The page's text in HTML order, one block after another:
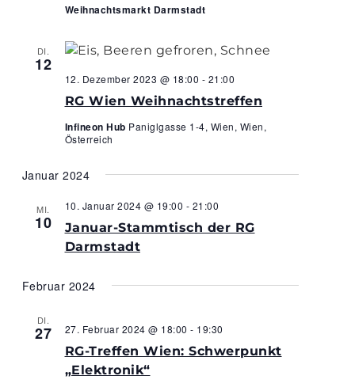
Weihnachtsmarkt Darmstadt
DI.
12
RG Wien Weihnachtstreffen
12. Dezember 2023 @ 18:00 - 21:00
Infineon Hub Paniglgasse 1-4, Wien, Wien,
Österreich
Januar 2024
MI.
10
Januar-Stammtisch der RG
Darmstadt
10. Januar 2024 @ 19:00 - 21:00
Februar 2024
DI.
27
RG-Treffen Wien: Schwerpunkt
„Elektronik“
27. Februar 2024 @ 18:00 - 19:30